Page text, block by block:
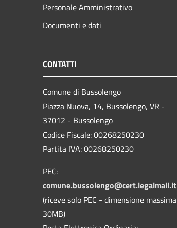
Personale Amministrativo
Documenti e dati
CONTATTI
Comune di Bussolengo
Piazza Nuova, 14, Bussolengo, VR -
37012 - Bussolengo
Codice Fiscale: 00268250230
Partita IVA: 00268250230
PEC:
comune.bussolengo@cert.legalmail.it
(riceve solo PEC - dimensione massima
30MB)